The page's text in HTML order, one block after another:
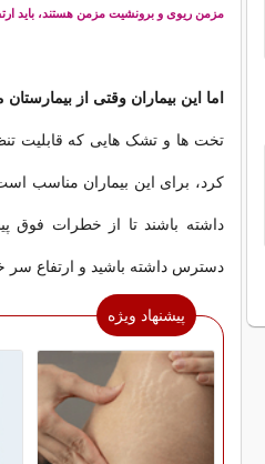
مزمن ریوی و برونشیت مزمن هستند، باید
اما این بیماران وقتی از
تخت ها و تشک هایی که قابلیت
کرد، برای این بیماران مناسب
داشته باشند تا از خطرات فوق
دسترس داشته باشید و ارتفاع سر
پیشنهاد ویژه